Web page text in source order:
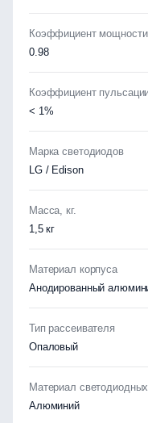
Коэффициент
0.98
Коэффициент
< 1%
Марка светодиодов
LG / Edison
Масса, кг.
1,5 кг
Материал корпуса
Анодированный
Тип рассеивателя
Опаловый
Материал
Алюминий